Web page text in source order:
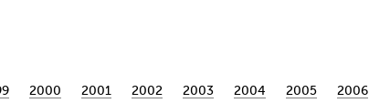
2000 2001 2002 2003 2004 2005 2006